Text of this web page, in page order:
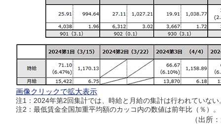
画像クリックで拡大表示
注1：2024年第2回集計では、時給と月給の集計は行われていない
注2：最低賃金全国加重平均額のカッコ内の数値は前年比（％）。
（出所